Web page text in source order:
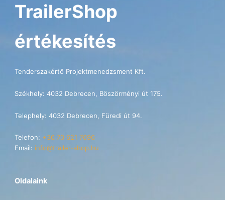
TrailerShop
értékesítés
Tenderszakértő Projektmenedzsment Kft.
Székhely: 4032 Debrecen, Böszörményi út 175.
Telephely: 4032 Debrecen, Füredi út 94.
Telefon: +36 70 621 7696
Email: info@trailer-shop.hu
Oldalaink